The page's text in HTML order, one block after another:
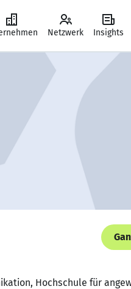
Netzwerk Insights
Hochschule für